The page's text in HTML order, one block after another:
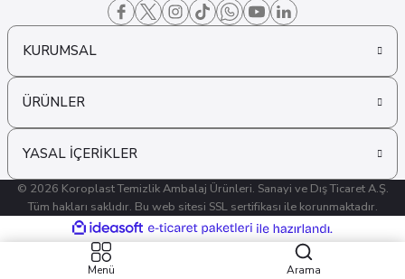
KURUMSAL
ÜRÜNLER
YASAL İÇERİKLER
© 2026 Koroplast Temizlik Ambalaj Ürünleri. Sanayi ve Dış Ticaret A.Ş.
Tüm hakları saklıdır. Bu web sitesi SSL sertifikası ile korunmaktadır.
Menü Arama
ideasoft
e-
ticaret
hazırlandı.